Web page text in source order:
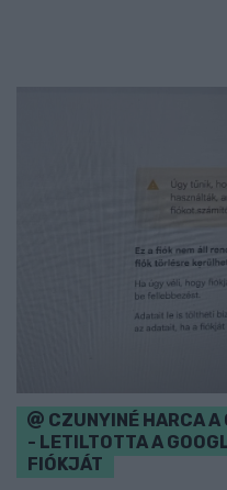
CZUNYINÉ HARCA A
- LETILTOTTA A
FIÓKJÁT